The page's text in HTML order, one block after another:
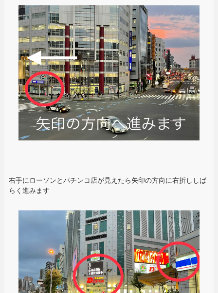
右手にローソンとパチンコ店が見えたら矢印の方向に右折ししば
らく進みます